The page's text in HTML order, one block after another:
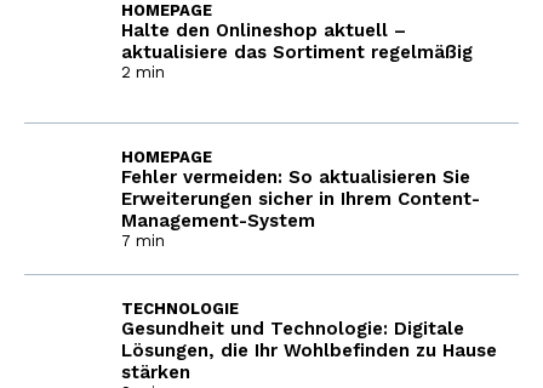
Halte den Onlineshop aktuell –
aktualisiere das Sortiment regelmäßig
HOMEPAGE
2 min
Fehler vermeiden: So aktualisieren Sie
Erweiterungen sicher in Ihrem Content-
Management-System
HOMEPAGE
7 min
Gesundheit und Technologie: Digitale
Lösungen, die Ihr Wohlbefinden zu Hause
stärken
TECHNOLOGIE